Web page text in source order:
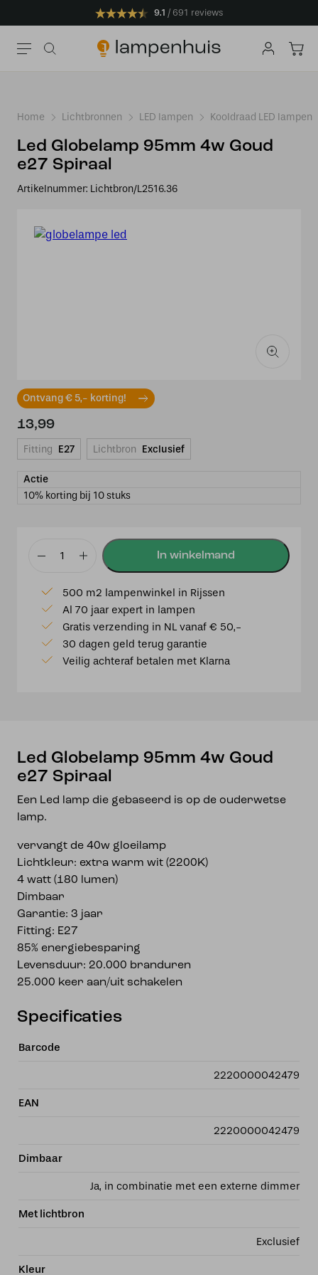
9.1 691 reviews
Home Lichtbronnen LED lampen Kooldraad LED lampen
Led Globelamp 95mm 4w Goud
e27 Spiraal
Artikelnummer: Lichtbron/L2516.36
Ontvang € 5,- korting!
13,99
Fitting E27 Lichtbron Exclusief
95mm
4w
Goud
e27
Spiraal
500 m2 lampenwinkel in Rijssen
Al 70 jaar expert in lampen
Gratis verzending in NL vanaf € 50,-
30 dagen geld terug garantie
Veilig achteraf betalen met Klarna
Actie
10% korting bij 10 stuks
Led Globelamp 95mm 4w Goud
e27 Spiraal
Een Led lamp die gebaseerd is op de ouderwetse
lamp.
vervangt de 40w gloeilamp
Lichtkleur: extra warm wit (2200K)
4 watt (180 lumen)
Dimbaar
Garantie: 3 jaar
Fitting: E27
85% energiebesparing
Levensduur: 20.000 branduren
25.000 keer aan/uit schakelen
Specificaties
Barcode
2220000042479
EAN
2220000042479
Dimbaar
Ja, in combinatie met een externe dimmer
Met lichtbron
Exclusief
Kleur